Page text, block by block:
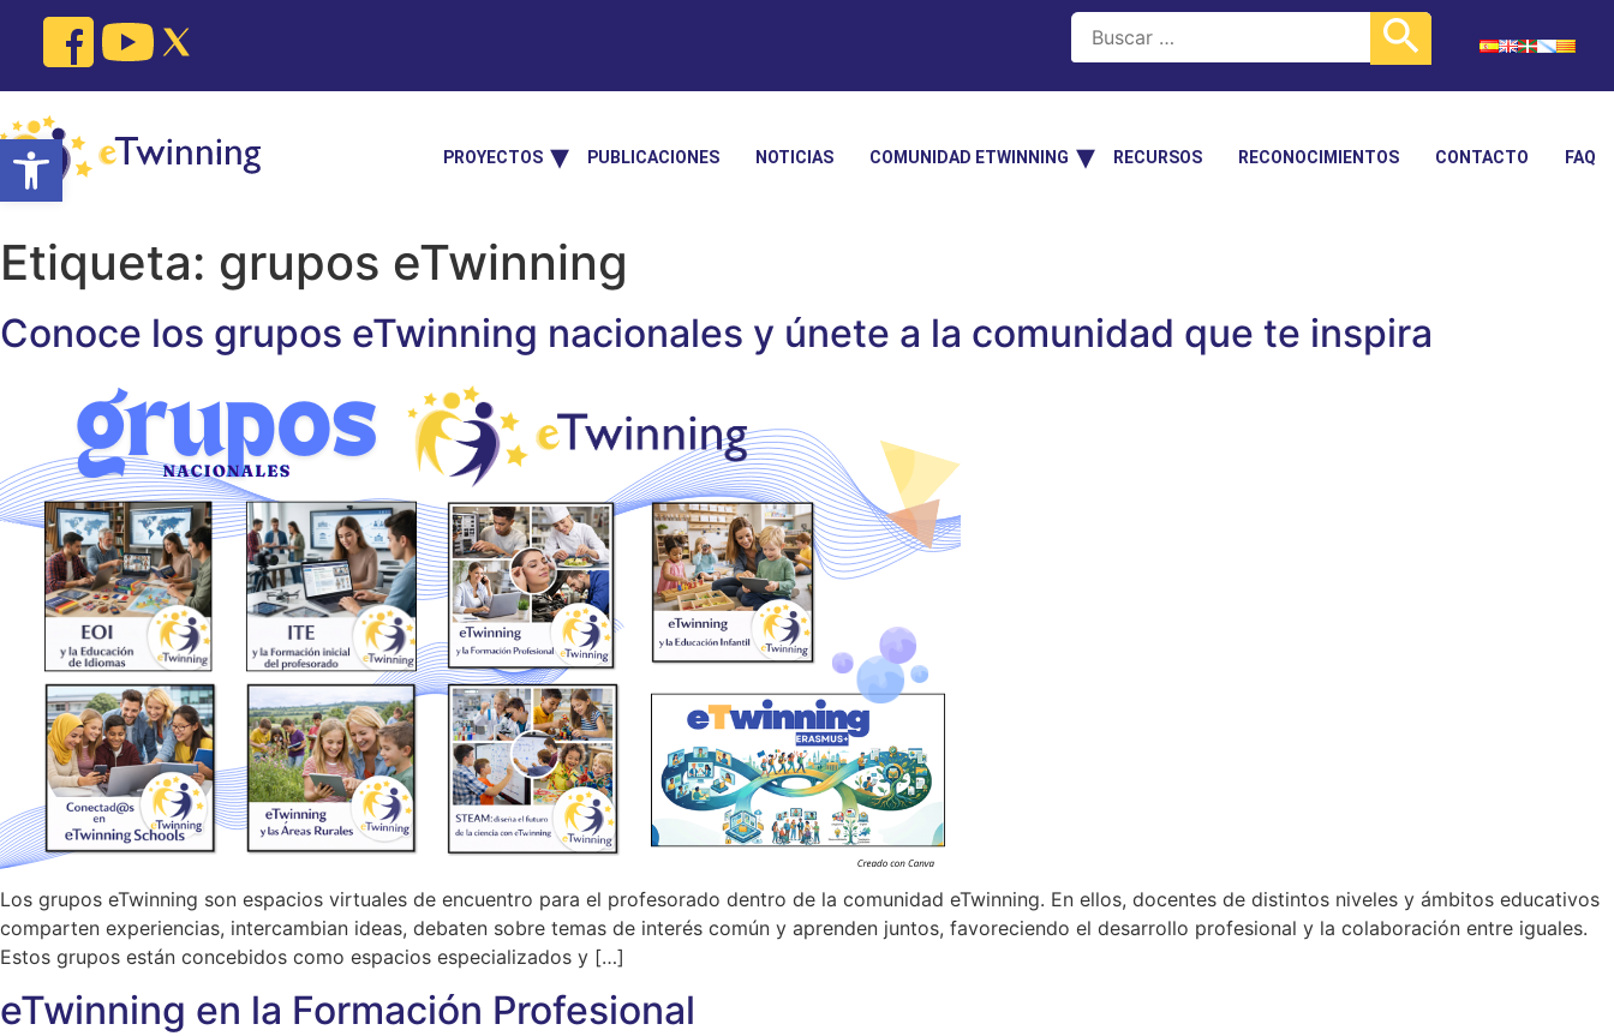
Open toolbar
content
PROYECTOS PUBLICACIONES NOTICIAS COMUNIDAD ETWINNING RECURSOS RECONOCIMIENTOS CONTACTO FAQ
Etiqueta: grupos eTwinning
Conoce los grupos eTwinning nacionales y únete a la comunidad que te inspira
Los grupos eTwinning son espacios virtuales de encuentro para el profesorado dentro de la comunidad eTwinning. En ellos, docentes de distintos niveles y ámbitos educativos
comparten experiencias, intercambian ideas, debaten sobre temas de interés común y aprenden juntos, favoreciendo el desarrollo profesional y la colaboración entre iguales.
Estos grupos están concebidos como espacios especializados y […]
eTwinning en la Formación Profesional